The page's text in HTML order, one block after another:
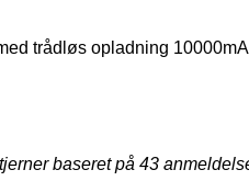
trådløs opladning
baseret på 43